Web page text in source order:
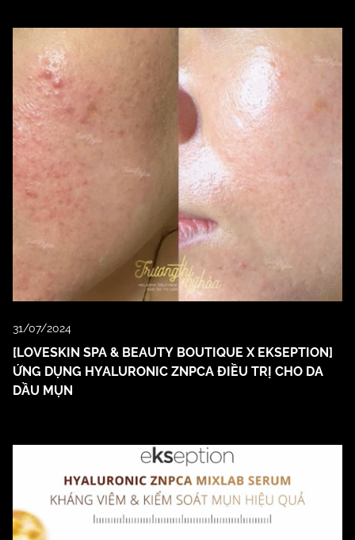
31/07/2024
[LOVESKIN SPA & BEAUTY BOUTIQUE X EKSEPTION]
ỨNG DỤNG HYALURONIC ZNPCA ĐIỀU TRỊ CHO DA
DẦU MỤN